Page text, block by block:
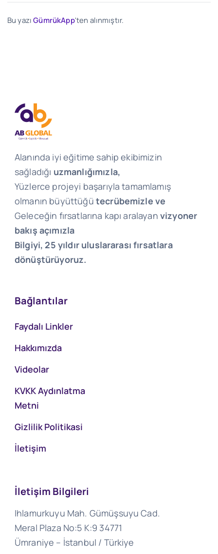
Bu yazıGümrükApp'ten alınmıştır.
Alanında iyi eğitime sahip ekibimizin
sağladığı uzmanlığımızla,
Yüzlerce projeyi başarıyla tamamlamış
olmanın büyüttüğü tecrübemizle ve
Geleceğin fırsatlarına kapı aralayan vizyoner
bakış açımızla
Bilgiyi, 25 yıldır uluslararası fırsatlara
dönüştürüyoruz.
Bağlantılar
Faydalı Linkler
Hakkımızda
Videolar
KVKK Aydınlatma
Metni
Gizlilik Politikasi
İletişim
İletişim Bilgileri
Ihlamurkuyu Mah. Gümüşsuyu Cad.
Meral Plaza No:5 K:9 34771
Ümraniye – İstanbul / Türkiye